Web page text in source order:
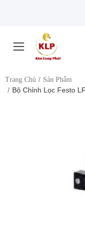
Toggle
Trang Chủ Sản Phẩm
Bộ Chỉnh Lọc Festo